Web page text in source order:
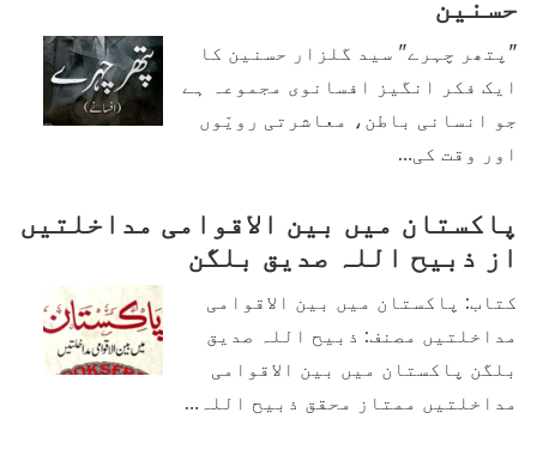
"پتھر چہرے" سید گلزار حسنین کا
ایک فکر انگیز افسانوی مجموعہ ہے
جو انسانی باطن، معاشرتی رویّوں
اور وقت کی…
پاکستان میں بین الاقوامی مداخلتیں
از ذبیح اللہ صدیق بلگن
کتاب: پاکستان میں بین الاقوامی
مداخلتیں مصنف: ذبیح اللہ صدیق
بلگن پاکستان میں بین الاقوامی
مداخلتیں ممتاز محقق ذبیح اللہ…